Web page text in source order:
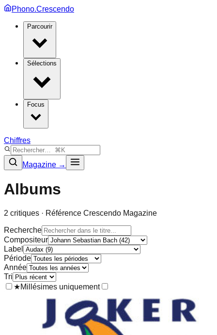
Phono.Crescendo
Parcourir
Sélections
Focus
Chiffres
Magazine →
Albums
2 critiques · Référence Crescendo Magazine
Recherche
Compositeur
Label
Période
Année
Tri
★Millésimes uniquement